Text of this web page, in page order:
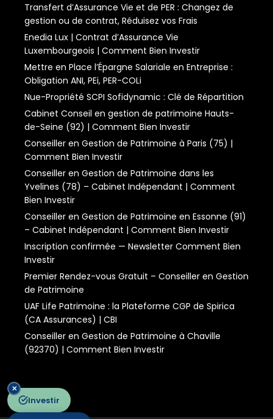
Transfert d’Assurance Vie et de PER : Changez de
gestion ou de contrat, Réduisez vos Frais
Enedia Lux | Contrat d’Assurance Vie
Luxembourgeois | Comment Bien Investir
Mettre en Place l’Épargne Salariale en Entreprise :
Obligation ANI, PEi, PER-COLi
Nue-Propriété SCPI Sofidynamic : Clé de Répartition
Cabinet Conseil en gestion de patrimoine Hauts-
de-Seine (92) | Comment Bien Investir
Conseiller en Gestion de Patrimoine à Paris (75) |
Comment Bien Investir
Conseiller en Gestion de Patrimoine dans les
Yvelines (78) – Cabinet Indépendant | Comment
Bien Investir
Conseiller en Gestion de Patrimoine en Essonne (91)
– Cabinet Indépendant | Comment Bien Investir
Inscription confirmée — Newsletter Comment Bien
Investir
Premier Rendez-vous Gratuit – Conseiller en Gestion
de Patrimoine
UAF Life Patrimoine : la Plateforme CGP de Spirica
(CA Assurances) | CBI
Conseiller en Gestion de Patrimoine à Chaville
(92370) | Comment Bien Investir
✕
Investir